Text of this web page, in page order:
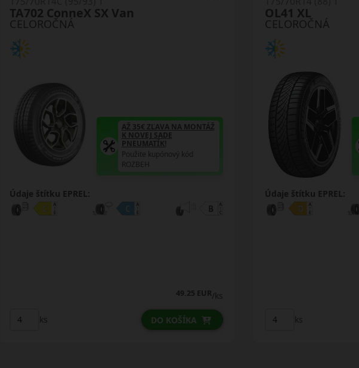
CELOROČNÁ
LH71 G Fit 4S XL
AŽ 35€ ZĽAVA NA MONTÁŽ
K NOVEJ SADE
PNEUMATÍK!
Použite kupónový kód
ROZBEH
Údaje štítku EPREL:
52.25 EUR
DO KOŠÍKA
CELOROČNÁ
AW-8
Údaje štítku EPREL: